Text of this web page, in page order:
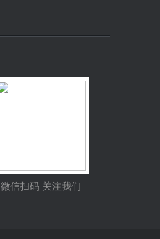
微信扫码 关注我们